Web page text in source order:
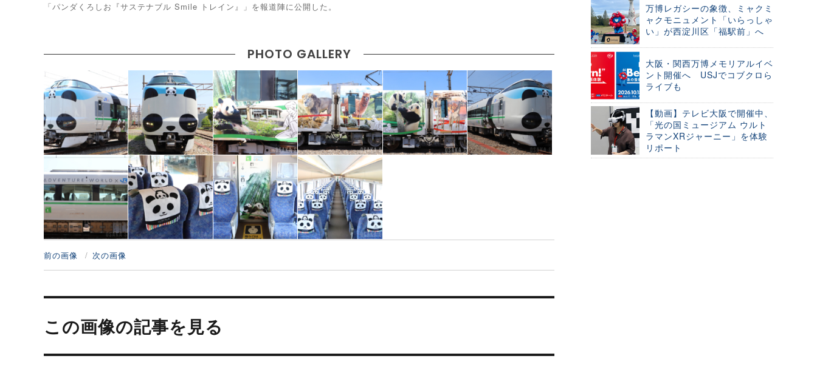
「パンダくろしお『サステナブル Smile トレイン』」を報道陣に公開した。
PHOTO GALLERY
前の画像 次の画像
投
ナ
ビ
ー
この画像の記事を見る
万博レガシーの象徴、ミャクミ
ャクモニュメント「いらっしゃ
い」が西淀川区「福駅前」へ
大阪・関西万博メモリアルイベ
ント開催へ USJでコブクロら
ライブも
【動画】テレビ大阪で開催中、
「光の国ミュージアム ウルト
ラマンXRジャーニー」を体験
リポート